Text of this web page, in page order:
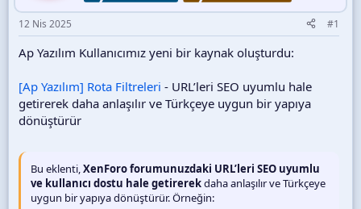
12 Nis 2025 #1
Ap Yazılım Kullanıcımız yeni bir kaynak oluşturdu:
[Ap Yazılım] Rota Filtreleri - URL’leri SEO uyumlu hale
getirerek daha anlaşılır ve Türkçeye uygun bir yapıya
dönüştürür
Bu eklenti,XenForo forumunuzdaki URL’leri SEO uyumlu
ve kullanıcı dostu hale getirerekdaha anlaşılır ve Türkçeye
uygun bir yapıya dönüştürür. Örneğin: